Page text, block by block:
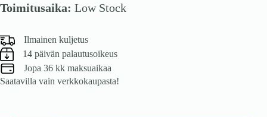
Toimitusaika: Low Stock
Ilmainen kuljetus
14 päivän palautusoikeus
Jopa 36 kk maksuaikaa
Saatavilla vain verkkokaupasta!